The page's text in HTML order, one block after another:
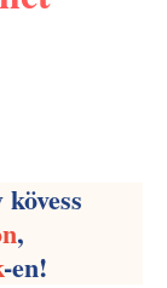
,
-en!